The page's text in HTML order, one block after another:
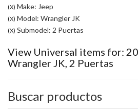
(X) Make: Jeep
(X) Model: Wrangler JK
(X) Submodel: 2 Puertas
View Universal items for:
Wrangler JK, 2 Puertas
Buscar productos